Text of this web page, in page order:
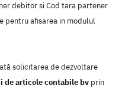
debitor si Cod tara partener
pentru afisarea in modulul
solicitarea de dezvoltare
de articole contabile bv prin